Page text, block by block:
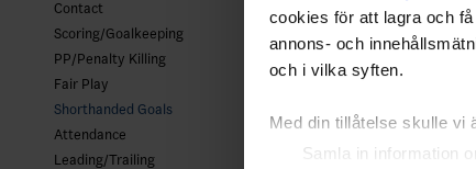
cookies för att lagra och
annons- och
och i vilka syften.
Med din tillåtelse skulle vi
Samla in information
Contact
Scoring/Goalkeeping
PP/Penalty Killing
Fair Play
Shorthanded Goals
Attendance
Leading/Trailing